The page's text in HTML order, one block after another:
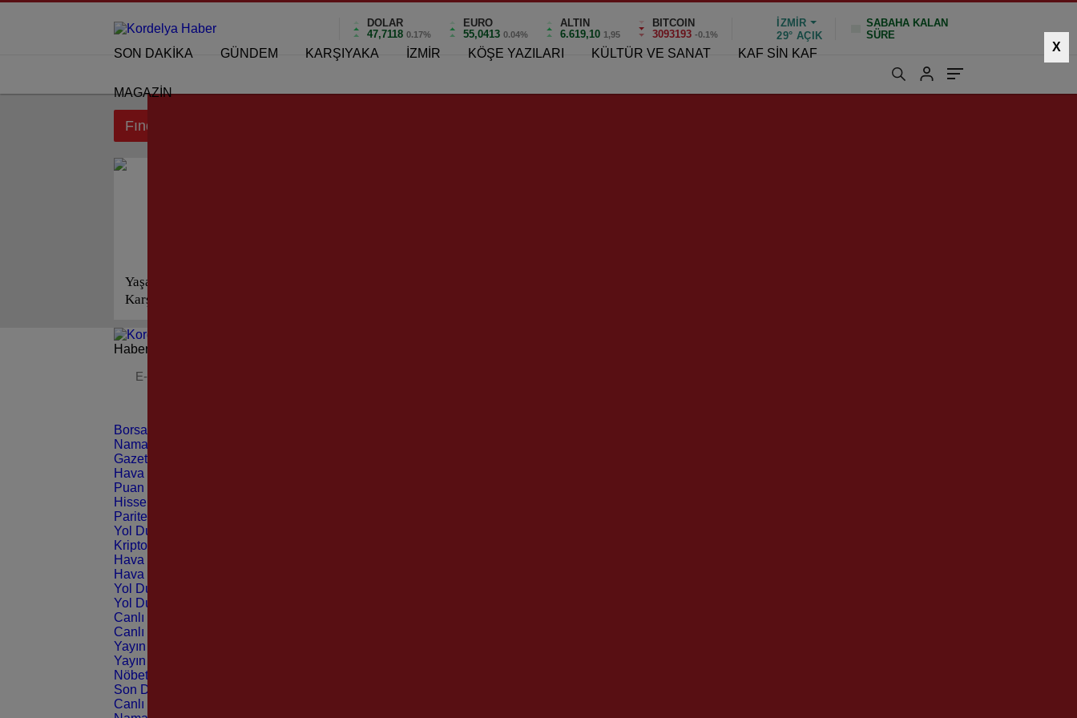
DOLAR
47,7118 0.17%
EURO
55,0413 0.04%
ALTIN
6.619,10 1,95
BITCOIN
3093193 -0.1%
İZMIR
29° AÇIK
SABAHA KALAN
SÜRE
SON DAKİKA GÜNDEM KARŞIYAKA İZMİR KÖŞE YAZILARI KÜLTÜR VE SANAT KAF SİN KAF
MAGAZİN
X
Fındık Metin etiketi için sonuçlar
Yaşar Aksoy; “O
Karşıyaka’nın Fındık Metin’i!
Haberleri güncel olarak e-postanızdan takip edebilirsiniz !
Borsa
Namaz Vakitleri
Gazeteler
Hava Durumu
Puan Durumu
Hisseler
Pariteler
Yol Durumu
Kripto Paralar
Hava Durumu Light
Hava Durumu Dark
Yol Durumu Light
Yol Durumu Dark
Canlı Tv Light
Canlı Tv Dark
Yayın Akışları Light
Yayın Akışları Dark
Nöbetçi Eczaneler
Son Dakika
Canlı Borsa